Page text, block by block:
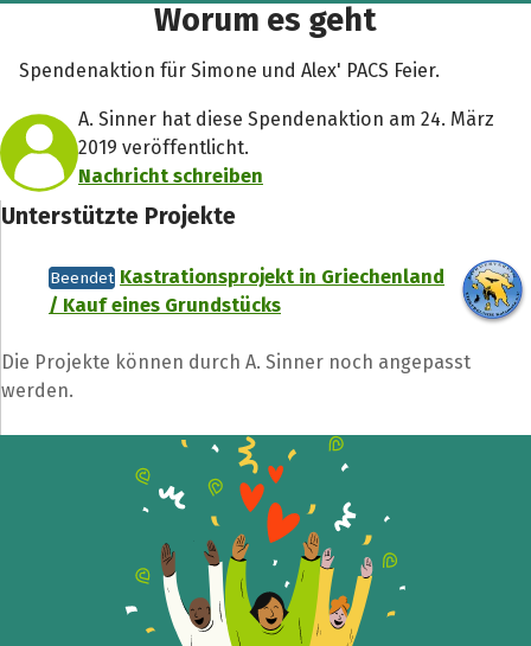
Worum es geht
Spendenaktion für Simone und Alex' PACS Feier.
A. Sinner hat diese Spendenaktion am 24. März
2019 veröffentlicht.
Nachricht schreiben
Unterstützte Projekte
Beendet Kastrationsprojekt in Griechenland
/ Kauf eines Grundstücks
Die Projekte können durch A. Sinner noch angepasst
werden.
Teile die Spendenaktion
Facebook